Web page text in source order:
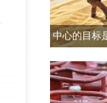
中心的目标